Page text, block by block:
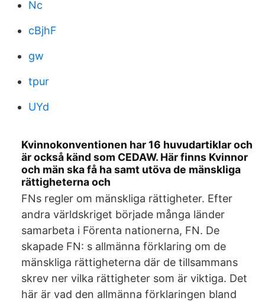
Nc
cBjhF
gw
tpur
UYd
Kvinnokonventionen har 16 huvudartiklar och
är också känd som CEDAW. Här finns Kvinnor
och män ska få ha samt utöva de mänskliga
rättigheterna och
FNs regler om mänskliga rättigheter. Efter
andra världskriget började många länder
samarbeta i Förenta nationerna, FN. De
skapade FN: s allmänna förklaring om de
mänskliga rättigheterna där de tillsammans
skrev ner vilka rättigheter som är viktiga. Det
här är vad den allmänna förklaringen bland